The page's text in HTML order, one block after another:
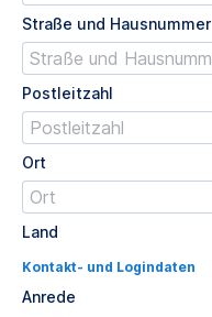
Straße und Hausnummer
Postleitzahl
Ort
Land
Kontakt- und Logindaten
Anrede